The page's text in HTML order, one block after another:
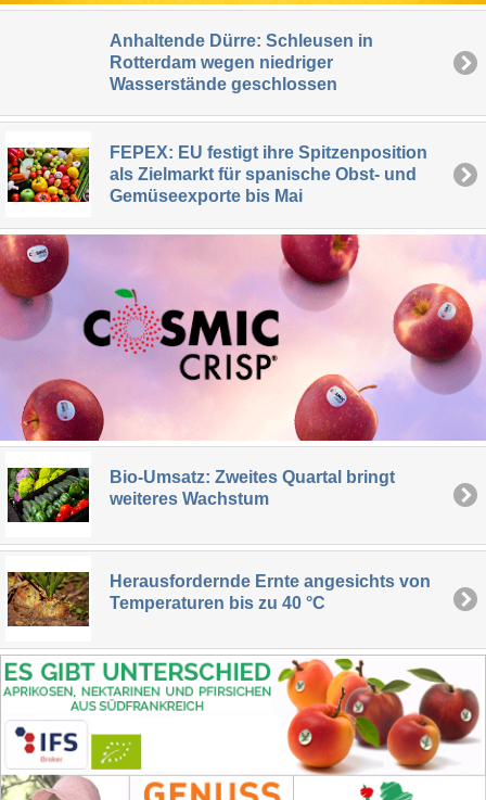
Anhaltende Dürre: Schleusen in
Rotterdam wegen niedriger
Wasserstände geschlossen
FEPEX: EU festigt ihre Spitzenposition
als Zielmarkt für spanische Obst- und
Gemüseexporte bis Mai
Bio-Umsatz: Zweites Quartal bringt
weiteres Wachstum
Herausfordernde Ernte angesichts von
Temperaturen bis zu 40 °C